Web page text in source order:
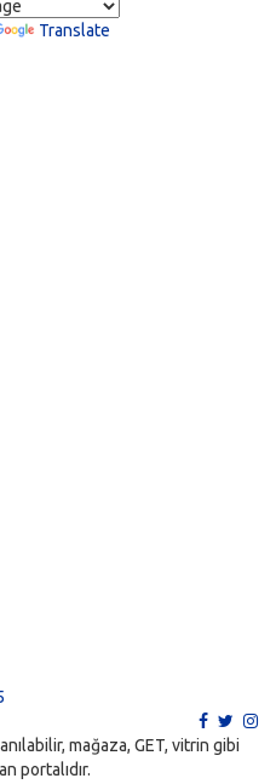
Translate
mağaza, GET, vitrin gibi
portalıdır.